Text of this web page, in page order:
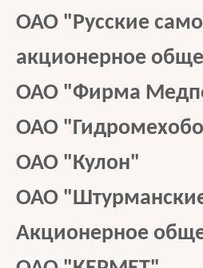
ОАО "Русские
акционерное
ОАО "Фирма
ОАО
ОАО "Кулон"
ОАО
Акционерное